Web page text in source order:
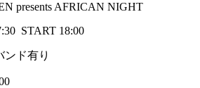
presents AFRICAN NIGHT
START 18:00
ンド有り